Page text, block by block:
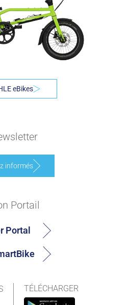
eBikes
informés
TÉLÉCHARGER
Portail
Portal